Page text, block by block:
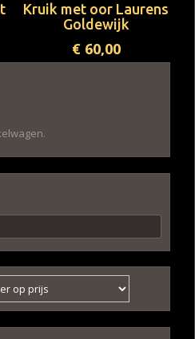
Kruik met oor Laurens
Goldewijk
€60,00